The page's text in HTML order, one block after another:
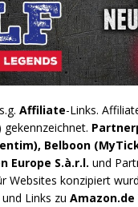
Affiliate-Links.
Belboon
Europe S.à.r.l. und
Websites konzipiert
Links zu Amazon.de